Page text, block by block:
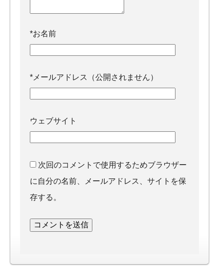
*お名前
* メールアドレス（公開されません）
ウェブサイト
次回のコメントで使用するためブラウザー
に自分の名前、メールアドレス、サイトを保
存する。